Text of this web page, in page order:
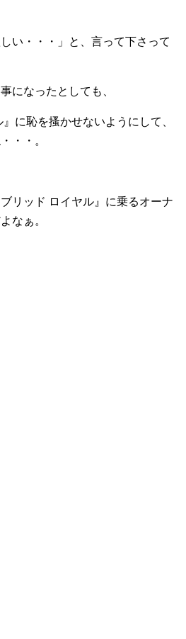
い・・・」と、言って下さって
になったとしても、
に恥を搔かせないようにして、
・・。
リッド ロイヤル』に乗るオーナ
なぁ。